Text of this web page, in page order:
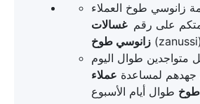
زانوسي طوخ العملاء
على رقم غسالات
زانوسي طوخ
متواجدين طوال اليوم
جهدهم لمساعدة عملاء